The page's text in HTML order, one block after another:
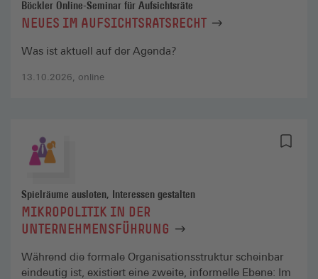
Böckler Online-Seminar für Aufsichtsräte
NEUES IM AUFSICHTSRATSRECHT
13.10.2026, online
Was ist aktuell auf der Agenda?
Spielräume ausloten, Interessen gestalten
MIKROPOLITIK IN DER
UNTERNEHMENSFÜHRUNG
Während die formale Organisationsstruktur scheinbar
eindeutig ist, existiert eine zweite, informelle Ebene: Im